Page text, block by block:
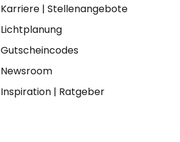
Karriere| Stellenangebote
Lichtplanung
Gutscheincodes
Newsroom
Inspiration| Ratgeber